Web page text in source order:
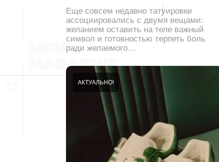
Еще совсем недавно татуировки
ассоциировались с двумя вещами:
желанием оставить на теле важный
символ и готовностью терпеть боль
ради желаемого…
АКТУАЛЬНО!